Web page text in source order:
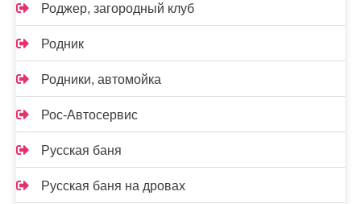
Роджер, загородный клуб
Родник
Родники, автомойка
Рос-Автосервис
Русская баня
Русская баня на дровах